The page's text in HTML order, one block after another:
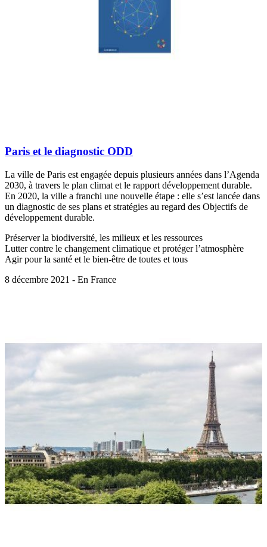
Paris et le diagnostic ODD
La ville de Paris est engagée depuis plusieurs années dans l’Agenda
2030, à travers le plan climat et le rapport développement durable.
En 2020, la ville a franchi une nouvelle étape : elle s’est lancée dans
un diagnostic de ses plans et stratégies au regard des Objectifs de
développement durable.
Préserver la biodiversité, les milieux et les ressources
Lutter contre le changement climatique et protéger l’atmosphère
Agir pour la santé et le bien-être de toutes et tous
8 décembre 2021 - En France